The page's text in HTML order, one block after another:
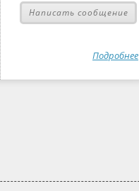
Написать сообщение
Подробнее